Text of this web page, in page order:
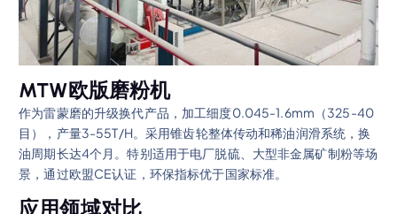
MTW欧版磨粉机
作为雷蒙磨的升级换代产品，加工细度0.045-1.6mm（325-40
目），产量3-55T/H。采用锥齿轮整体传动和稀油润滑系统，换
油周期长达4个月。特别适用于电厂脱硫、大型非金属矿制粉等场
景，通过欧盟CE认证，环保指标优于国家标准。